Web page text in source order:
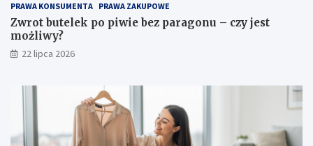
PRAWA KONSUMENTA PRAWA ZAKUPOWE
Zwrot butelek po piwie bez paragonu – czy jest
możliwy?
22 lipca 2026